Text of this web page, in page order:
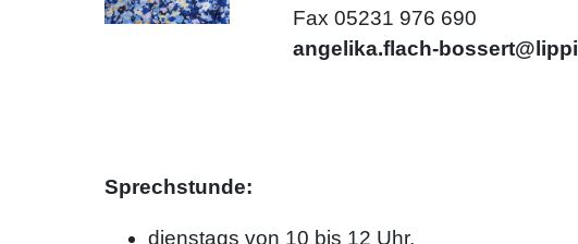
Fax 05231 976 690
angelika.flach-
Sprechstunde:
dienstags von 10 bis 12 Uhr,